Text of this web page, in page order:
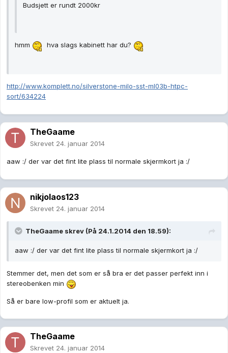
Budsjett er rundt 2000kr
hmm hva slags kabinett har du?
http://www.komplett.no/silverstone-milo-sst-ml03b-htpc-
sort/634224
TheGaame
Skrevet 24. januar 2014
aaw :/ der var det fint lite plass til normale skjermkort ja :/
nikjolaos123
Skrevet 24. januar 2014
TheGaame skrev (På 24.1.2014 den 18.59):
aaw :/ der var det fint lite plass til normale skjermkort ja :/
Stemmer det, men det som er så bra er det passer perfekt inn i
stereobenken min
Så er bare low-profil som er aktuelt ja.
TheGaame
Skrevet 24. januar 2014